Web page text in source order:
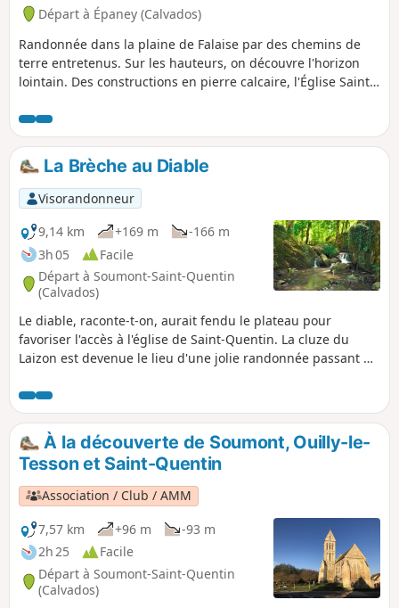
Départ à Épaney (Calvados)
Randonnée dans la plaine de Falaise par des chemins de
terre entretenus. Sur les hauteurs, on découvre l'horizon
lointain. Des constructions en pierre calcaire, l'Église Saint-
l'on peut pique-niquer.
La Brèche au Diable
Visorandonneur
9,14 km
+169 m
-166 m
3h 05
Facile
Départ à Soumont-Saint-Quentin
(Calvados)
Le diable, raconte-t-on, aurait fendu le plateau pour
favoriser l'accès à l'église de Saint-Quentin. La cluze du
Laizon est devenue le lieu d'une jolie randonnée passant de
Falaise, à proximité du tombeau de la comédienne Marie
Joly, de l'ancien site de la mine de fer, de manoirs, de
châteaux et de traces d'occupation préhistorique. Le site est
classé depuis 1974
À la découverte de Soumont, Ouilly-le-
Tesson et Saint-Quentin
Association / Club / AMM
7,57 km
+96 m
-93 m
2h 25
Facile
Départ à Soumont-Saint-Quentin
(Calvados)